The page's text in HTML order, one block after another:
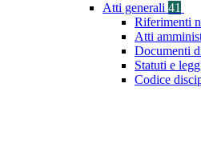
Atti generali 41
Riferimenti
Atti
Documenti
Statuti e
Codice